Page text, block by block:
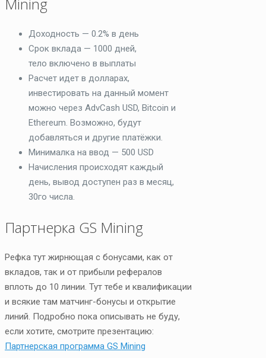
Mining
Доходность — 0.2% в день
Срок вклада — 1000 дней,
тело включено в выплаты
Расчет идет в долларах,
инвестировать на данный момент
можно через AdvCash USD, Bitcoin и
Ethereum. Возможно, будут
добавляться и другие платёжки.
Минималка на ввод — 500 USD
Начисления происходят каждый
день, вывод доступен раз в месяц,
30го числа.
Партнерка GS Mining
Рефка тут жирнющая с бонусами, как от
вкладов, так и от прибыли рефералов
вплоть до 10 линии. Тут тебе и квалификации
и всякие там матчинг-бонусы и открытие
линий. Подробно пока описывать не буду,
если хотите, смотрите презентацию:
Партнерская программа GS Mining